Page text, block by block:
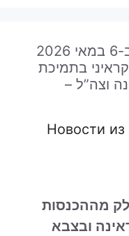
YAKTAK בישראל: קונצרט ב-6 במאי 2026
בתמיכת
וצה”ל –
Новости из
מההכנסות
ובצבא